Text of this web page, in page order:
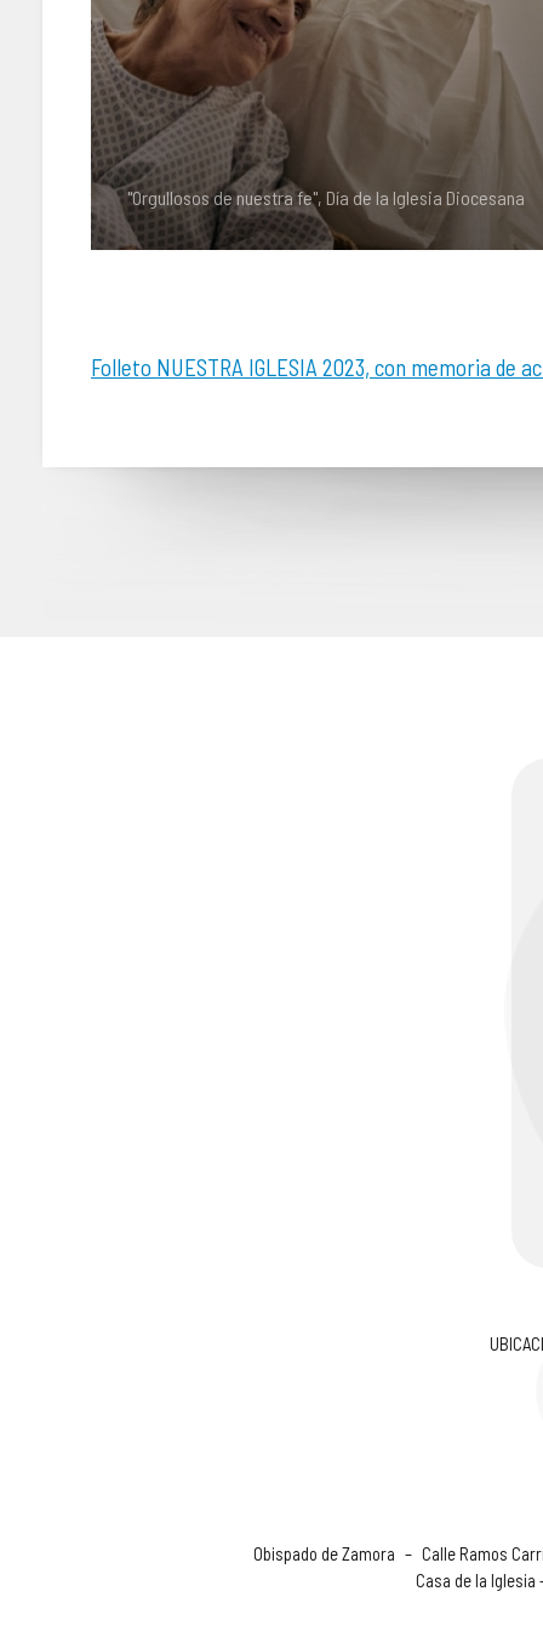
"Orgullosos de nuestra fe", Día de la Iglesia Diocesana
Folleto NUESTRA IGLESIA 2023, con memoria de
Obispado de Zamora – Calle Ramos
Casa de la Iglesia